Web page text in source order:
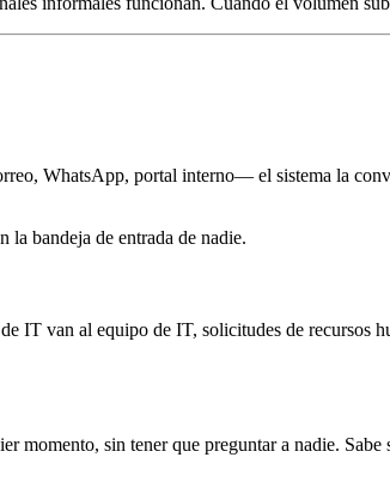
WhatsApp, portal interno— el sistema la
la bandeja de entrada de nadie.
IT van al equipo de IT, solicitudes de
momento, sin tener que preguntar a nadie.